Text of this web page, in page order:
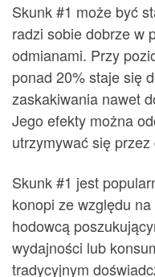
Skunk #1 może być
radzi sobie dobrze w
odmianami. Przy
ponad 20% staje się
zaskakiwania nawet
Jego efekty można
utrzymywać się przez
Skunk #1 jest
konopi ze względu
hodowcą
wydajności lub
tradycyjnym